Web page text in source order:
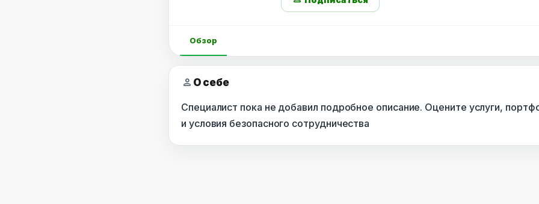
Обзор
person О себе
Специалист пока не добавил подробное описание. Оцените услуги,
и условия безопасного сотрудничества